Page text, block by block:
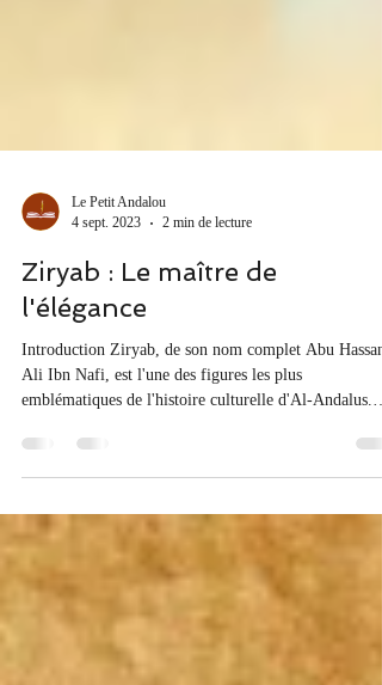
Le Petit Andalou
4 sept. 2023
Ziryab : Le maître de
l'élégance
Introduction Ziryab, de son nom complet Abu Hassan
Ali Ibn Nafi, est l'une des figures les plus
Musicien, chanteur, poète et créateur de tendances, il a
laissé une empreinte indélébile sur la vie sociale et
culturelle d'Al-Andalus. Dans cet article, nous
la musique et de la mode. Un artiste polyvalent Ziryab